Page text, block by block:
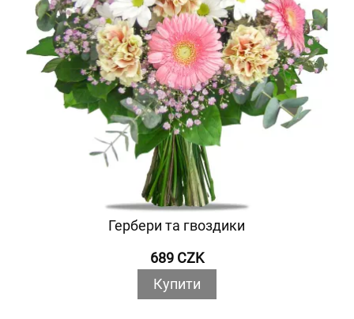
Гербери та гвоздики
689 CZK
Купити